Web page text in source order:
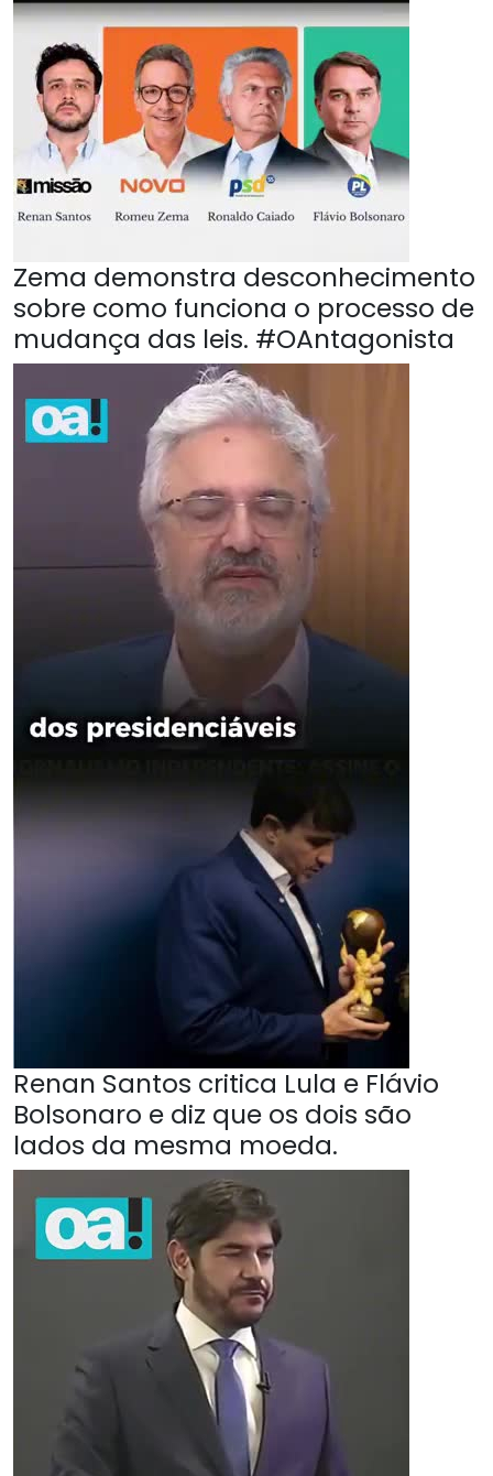
Zema demonstra desconhecimento
sobre como funciona o processo de
mudança das leis. #OAntagonista
Renan Santos critica Lula e Flávio
Bolsonaro e diz que os dois são
lados da mesma moeda.